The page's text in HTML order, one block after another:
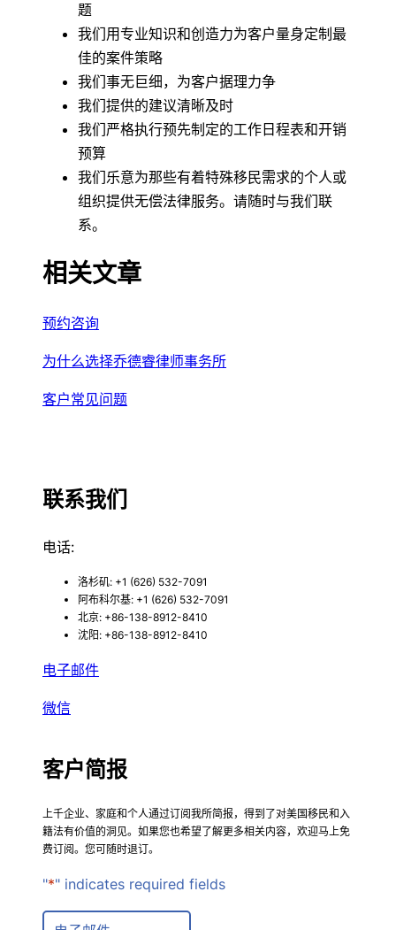
题
我们用专业知识和创造力为客户量身定制最
佳的案件策略
我们事无巨细，为客户据理力争
我们提供的建议清晰及时
我们严格执行预先制定的工作日程表和开销
预算
我们乐意为那些有着特殊移民需求的个人或
组织提供无偿法律服务。请随时与我们联
系。
相关文章
预约咨询
为什么选择乔德睿律师事务所
客户常见问题
联系我们
电话:
洛杉矶: +1 (626) 532-7091
阿布科尔基: +1 (626) 532-7091
北京: +86-138-8912-8410
沈阳: +86-138-8912-8410
电子邮件
微信
客户简报
上千企业、家庭和个人通过订阅我所简报，得到了对美国移民和入
籍法有价值的洞见。如果您也希望了解更多相关内容，欢迎马上免
费订阅。您可随时退订。
"*" indicates required fields